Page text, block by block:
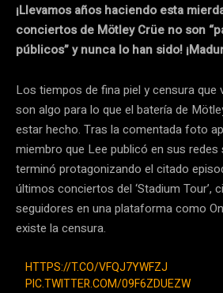
¡Llevamos años haciendo esta
conciertos de Mötley Crüe no son
públicos” y nunca lo han sido!
Los tiempos de fina piel y censura que
son algo para lo que el batería de
estar hecho. Tras la comentada foto
miembro que Lee publicó en sus redes
terminó protagonizando el citado
últimos conciertos del ‘Stadium Tour’,
seguidores en una plataforma como
existe la censura.
HTTPS://T.CO/VFQJ7YWFZJ
PIC.TWITTER.COM/09F6ZDUEZW